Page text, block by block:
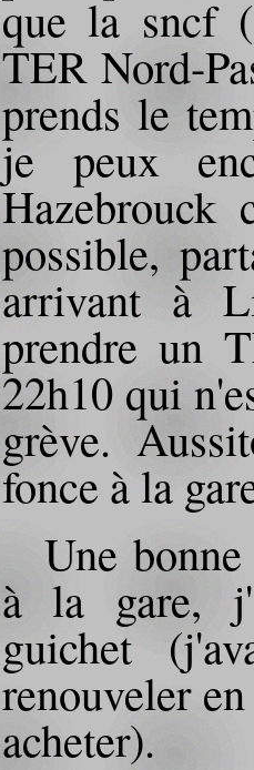
que la sncf
TER Nord-
prends le
je peux
possible,
arrivant à
prendre un
22h10 qui
grève.
fonce à la
Une
à la gare,
guichet
renouveler
acheter).